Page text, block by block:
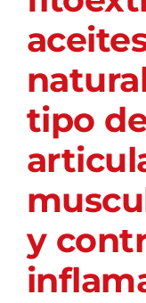
tipo
y